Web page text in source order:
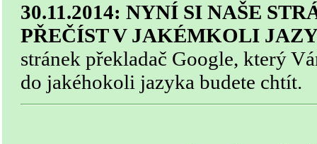
30.11.2014: NYNÍ SI NAŠE
PŘEČÍST V JAKÉMKOLI
stránek překladač Google, který
do jakéhokoli jazyka budete chtít.